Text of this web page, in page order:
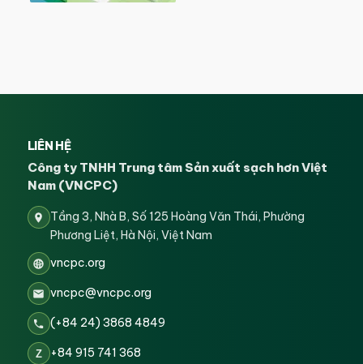
LIÊN HỆ
Công ty TNHH Trung tâm Sản xuất sạch hơn Việt
Nam (VNCPC)
Tầng 3, Nhà B, Số 125 Hoàng Văn Thái, Phường
Phương Liệt, Hà Nội, Việt Nam
vncpc.org
vncpc@vncpc.org
(+84 24) 3868 4849
Z +84 915 741 368